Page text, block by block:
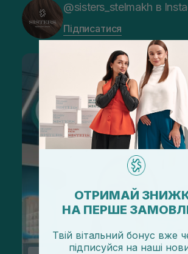
@sisters_stelmakh в
Підписатися
ОТРИМАЙ
НА ПЕРШЕ
Твій вітальний бонус вже
підписуйся на наші